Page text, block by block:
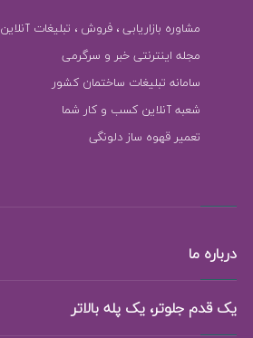
مشاوره بازاریابی ، فروش ، تبلیغات آنلاین
مجله اینترنتی خبر و سرگرمی
سامانه تبلیغات ساختمان کشور
شعبه آنلاین کسب و کار شما
تعمیر قهوه ساز دلونگی
درباره ما
یک قدم جلوتر، یک پله بالاتر